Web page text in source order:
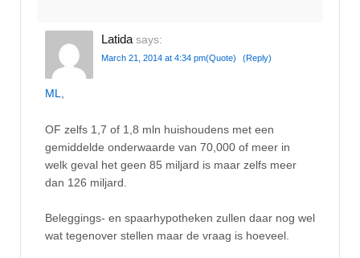
Latida says:
March 21, 2014 at 4:34 pm(Quote) (Reply)
ML,
OF zelfs 1,7 of 1,8 mln huishoudens met een
gemiddelde onderwaarde van 70,000 of meer in
welk geval het geen 85 miljard is maar zelfs meer
dan 126 miljard.
Beleggings- en spaarhypotheken zullen daar nog wel
wat tegenover stellen maar de vraag is hoeveel.